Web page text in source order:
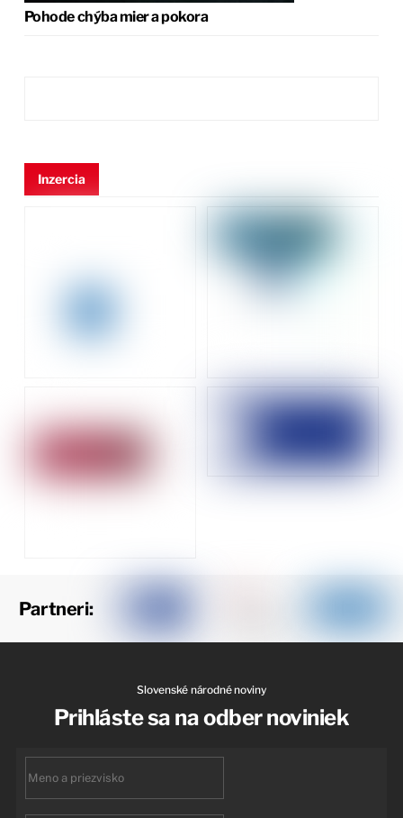
Pohode chýba mier a pokora
Inzercia
Partneri:
Slovenské národné noviny
Prihláste sa na odber noviniek